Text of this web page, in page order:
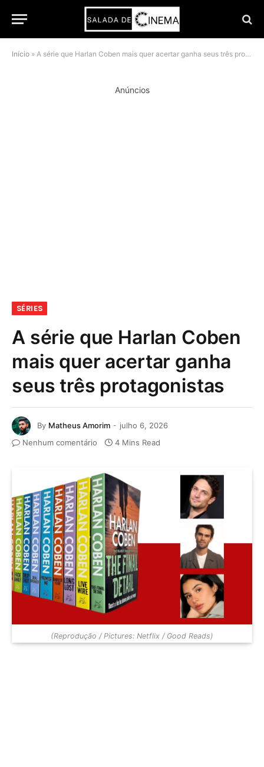
Início » A série que Harlan Coben mais quer acertar ganha seus três protagonistas
Anúncios
SÉRIES
A série que Harlan Coben
mais quer acertar ganha
seus três protagonistas
By Matheus Amorim
julho 6, 2026
Nenhum comentário
4 Mins Read
(Reprodução / Pictures: Netflix / Good Reads)